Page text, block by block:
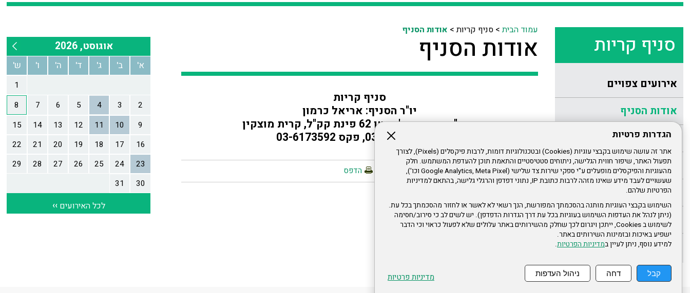
הגדרות פרטיות
אתר זה עושה שימוש בקבצי עוגיות (Cookies) ובטכנולוגיות דומות, לרבות פיקסלים (Pixels), לצורך
תפעול האתר, שיפור חווית הגלישה, ניתוחים סטטיסטיים והתאמת תוכן להעדפת המשתמש. חלק
מהעוגיות והפיקסלים מופעלים ע"י ספקי שירות צד שלישי (Google Analytics, Meta Pixel וכו'),
שעשויים לעבד מידע שאינו מזהה לרבות כתובת IP, נתוני דפדפן והרגלי גלישה, בהתאם למדיניות
הפרטיות שלהם.
השימוש בקבצי העוגיות מותנה בהסכמתך המפורשת, הנך רשאי לא לאשר או לחזור מהסכמתך בכל עת.
(ניתן לנהל את העדפות השימוש בעוגיות בכל עת דרך הגדרות הדפדפן). יש לשים לב כי סירוב/חסימה
לשימוש ב Cookies, ייתכן ויגרום לכך שחלק מהשירותים באתר עלולים שלא לפעול כראוי וכי הדבר
ישפיע באיכות ובזמינות השירותים באתר.
למידע נוסף, ניתן לעיין במדיניות הפרטיות.
קבל דחה ניהול העדפות מדיניות פרטיות
סניף קריות
אירועים צפויים
אודות הסניף
הנהלת הסניף
הודעות לחברים
מהנעשה בסניף
גלריית תמונות
מידעונים
עמוד הבית>סניף קריות > אודות הסניף
אודות הסניף
סניף קריות
יו"ר הסניף: אריאל כרמון
מתנ"ס גושן, שד' גושן 62 פינת קק"ל, קרית מוצקין
הדפס